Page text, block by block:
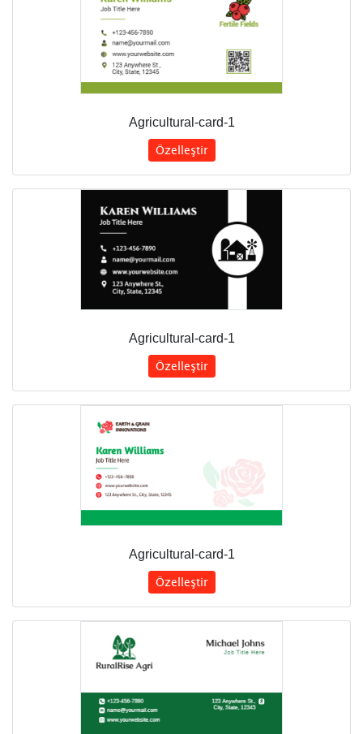
Agricultural-card-1
Özelleştir
Agricultural-card-1
Özelleştir
Agricultural-card-1
Özelleştir